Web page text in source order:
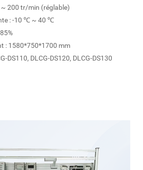
~ 200 tr/min (réglable)
: -10 ℃ ~ 40 ℃
: 1580*750*1700 mm
DS110, DLCG-DS120, DLCG-DS130